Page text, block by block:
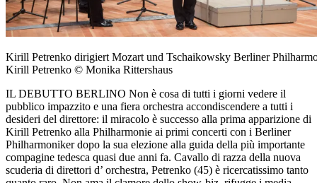
Kirill Petrenko dirigiert Mozart und Tschaikowsky Berliner
Kirill Petrenko © Monika Rittershaus
IL DEBUTTO BERLINO Non è cosa di tutti i giorni vedere il
pubblico impazzito e una fiera orchestra accondiscendere a tutti i
desideri del direttore: il miracolo è successo alla prima apparizione di
Kirill Petrenko alla Philharmonie ai primi concerti con i Berliner
Philharmoniker dopo la sua elezione alla guida della più importante
compagine tedesca quasi due anni fa. Cavallo di razza della nuova
scuderia di direttori d’ orchestra, Petrenko (45) è ricercatissimo tanto